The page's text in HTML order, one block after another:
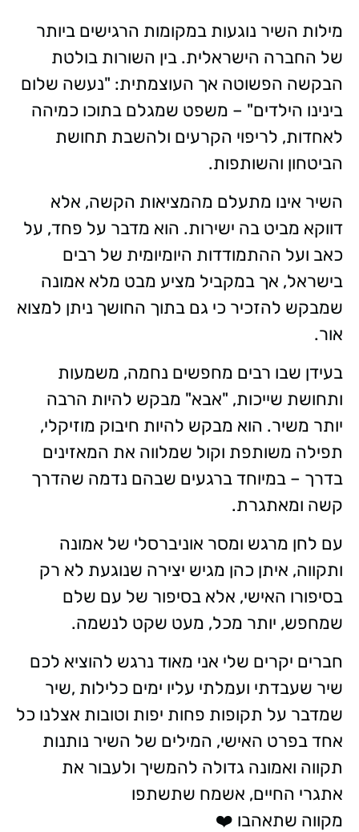
מילות השיר נוגעות במקומות הרגישים ביותר
של החברה הישראלית. בין השורות בולטת
הבקשה הפשוטה אך העוצמתית: "נעשה שלום
בינינו הילדים" – משפט שמגלם בתוכו כמיהה
לאחדות, לריפוי הקרעים ולהשבת תחושת
הביטחון והשותפות.
השיר אינו מתעלם מהמציאות הקשה, אלא
דווקא מביט בה ישירות. הוא מדבר על פחד, על
כאב ועל ההתמודדות היומיומית של רבים
בישראל, אך במקביל מציע מבט מלא אמונה
שמבקש להזכיר כי גם בתוך החושך ניתן למצוא
אור.
בעידן שבו רבים מחפשים נחמה, משמעות
ותחושת שייכות, "אבא" מבקש להיות הרבה
יותר משיר. הוא מבקש להיות חיבוק מוזיקלי,
תפילה משותפת וקול שמלווה את המאזינים
בדרך – במיוחד ברגעים שבהם נדמה שהדרך
קשה ומאתגרת.
עם לחן מרגש ומסר אוניברסלי של אמונה
ותקווה, איתן כהן מגיש יצירה שנוגעת לא רק
בסיפורו האישי, אלא בסיפור של עם שלם
שמחפש, יותר מכל, מעט שקט לנשמה.
חברים יקרים שלי אני מאוד נרגש להוציא לכם
שיר שעבדתי ועמלתי עליו ימים כלילות ,שיר
שמדבר על תקופות פחות יפות וטובות אצלנו כל
אחד בפרט האישי, המילים של השיר נותנות
תקווה ואמונה גדולה להמשיך ולעבור את
אתגרי החיים, אשמח שתשתפו
מקווה שתאהבו ❤️